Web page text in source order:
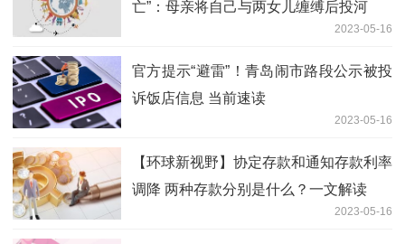
亡”：母亲将自己与两女儿缠缚后投河
2023-05-16
官方提示“避雷”！青岛闹市路段公示被投
诉饭店信息 当前速读
2023-05-16
【环球新视野】协定存款和通知存款利率
调降 两种存款分别是什么？一文解读
2023-05-16